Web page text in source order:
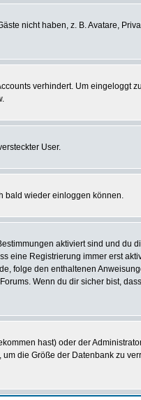
nicht haben, z. B. Avatare,
verhindert. Um eingeloggt
User.
bald wieder einloggen können.
aktiviert sind und du
eine Registrierung immer erst
folge den enthaltenen
Wenn du dir sicher bist,
hast) oder der
die Größe der Datenbank zu